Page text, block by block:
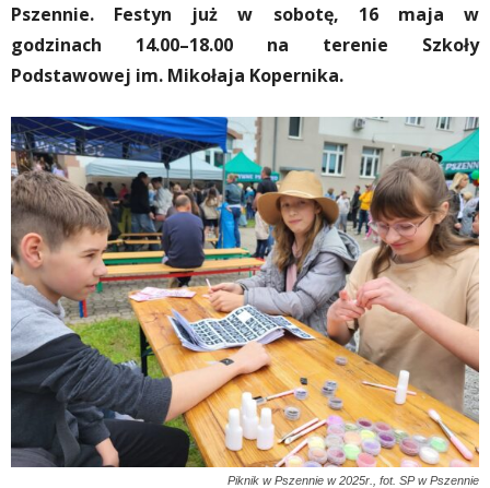
Pszennie. Festyn już w sobotę, 16 maja w
godzinach 14.00–18.00 na terenie Szkoły
Podstawowej im. Mikołaja Kopernika.
Piknik w Pszennie w 2025r., fot. SP w Pszennie